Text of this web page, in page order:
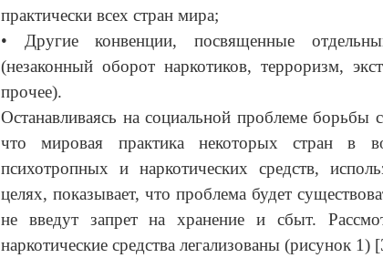
практически всех стран мира;
• Другие конвенции, посвященные
(незаконный оборот наркотиков, терроризм,
прочее).
Останавливаясь на социальной проблеме борьбы
что мировая практика некоторых стран в
психотропных и наркотических средств,
целях, показывает, что проблема будет
не введут запрет на хранение и сбыт.
наркотические средства легализованы (рисунок 1)